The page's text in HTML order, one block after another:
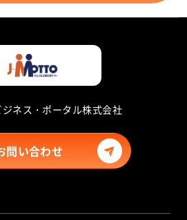
ジネス・ポータル株式会社
問い合わせ